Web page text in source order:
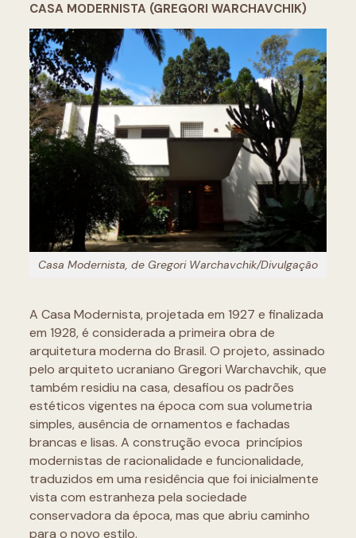
CASA MODERNISTA (GREGORI WARCHAVCHIK)
Casa Modernista, de Gregori Warchavchik/Divulgação
A Casa Modernista, projetada em 1927 e finalizada
em 1928, é considerada a primeira obra de
arquitetura moderna do Brasil. O projeto, assinado
pelo arquiteto ucraniano Gregori Warchavchik, que
também residiu na casa, desafiou os padrões
estéticos vigentes na época com sua volumetria
simples, ausência de ornamentos e fachadas
brancas e lisas. A construção evoca princípios
modernistas de racionalidade e funcionalidade,
traduzidos em uma residência que foi inicialmente
vista com estranheza pela sociedade
conservadora da época, mas que abriu caminho
para o novo estilo.